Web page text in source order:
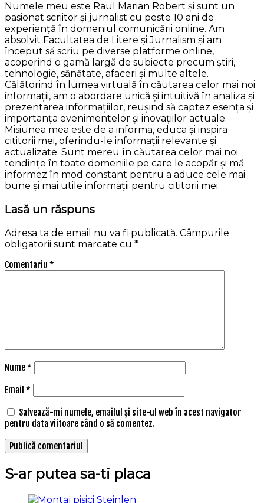
Numele meu este Raul Marian Robert și sunt un
pasionat scriitor și jurnalist cu peste 10 ani de
experiență în domeniul comunicării online. Am
absolvit Facultatea de Litere și Jurnalism și am
început să scriu pe diverse platforme online,
acoperind o gamă largă de subiecte precum știri,
tehnologie, sănătate, afaceri și multe altele.
Călătorind în lumea virtuală în căutarea celor mai noi
informații, am o abordare unică și intuitivă în analiza și
prezentarea informațiilor, reușind să captez esența și
importanța evenimentelor și inovațiilor actuale.
Misiunea mea este de a informa, educa și inspira
cititorii mei, oferindu-le informații relevante și
actualizate. Sunt mereu în căutarea celor mai noi
tendințe în toate domeniile pe care le acopăr și mă
informez în mod constant pentru a aduce cele mai
bune și mai utile informații pentru cititorii mei.
Lasă un răspuns
Adresa ta de email nu va fi publicată. Câmpurile
obligatorii sunt marcate cu *
Comentariu *
Nume*
Email *
Salvează-mi numele, emailul și site-ul web în acest navigator
pentru data viitoare când o să comentez.
S-ar putea sa-ti placa